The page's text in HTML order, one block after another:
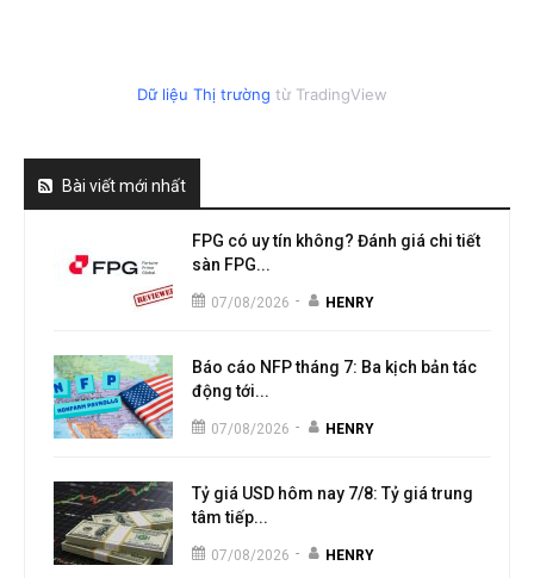
Dữ liệu Thị trường từ TradingView
Bài viết mới nhất
FPG có uy tín không? Đánh giá chi tiết
sàn FPG...
07/08/2026 - HENRY
Báo cáo NFP tháng 7: Ba kịch bản tác
động tới...
07/08/2026 - HENRY
Tỷ giá USD hôm nay 7/8: Tỷ giá trung
tâm tiếp...
07/08/2026 - HENRY